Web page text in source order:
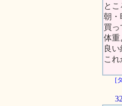
と
朝・
買っ
体重
良
これ
[